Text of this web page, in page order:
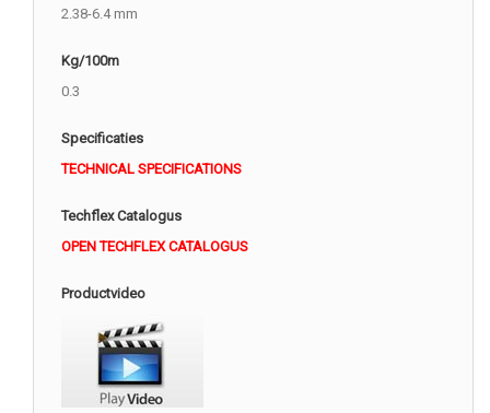
2.38-6.4 mm
Kg/100m
0.3
Specificaties
TECHNICAL SPECIFICATIONS
Techflex Catalogus
OPEN TECHFLEX CATALOGUS
Productvideo